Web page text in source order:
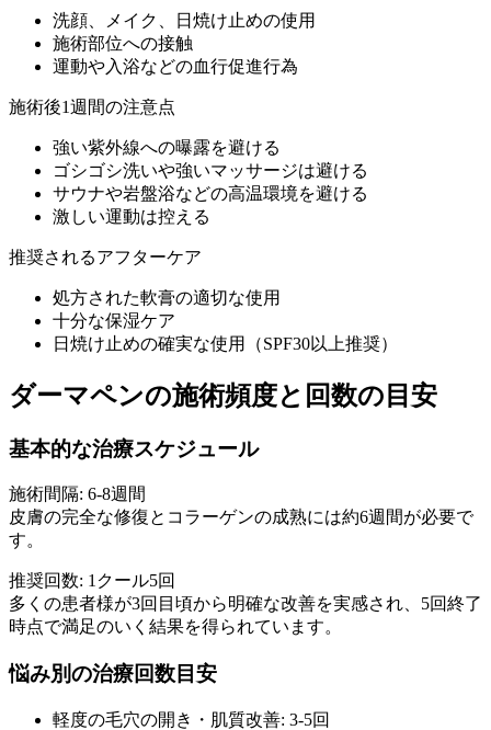
洗顔、メイク、日焼け止めの使用
施術部位への接触
運動や入浴などの血行促進行為
施術後1週間の注意点
強い紫外線への曝露を避ける
ゴシゴシ洗いや強いマッサージは避ける
サウナや岩盤浴などの高温環境を避ける
激しい運動は控える
推奨されるアフターケア
処方された軟膏の適切な使用
十分な保湿ケア
日焼け止めの確実な使用（SPF30以上推奨）
ダーマペンの施術頻度と回数の目安
基本的な治療スケジュール
施術間隔: 6-8週間
皮膚の完全な修復とコラーゲンの成熟には約6週間が必要で
す。
推奨回数: 1クール5回
多くの患者様が3回目頃から明確な改善を実感され、5回終了
時点で満足のいく結果を得られています。
悩み別の治療回数目安
軽度の毛穴の開き・肌質改善: 3-5回